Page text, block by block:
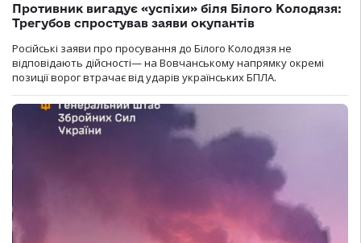
Противник вигадує «успіхи» біля Білого Колодязя:
Трегубов спростував заяви окупантів
Російські заяви про просування до Білого Колодязя не
відповідають дійсності— на Вовчанському напрямку окремі
позиції ворог втрачає від ударів українських БПЛА.